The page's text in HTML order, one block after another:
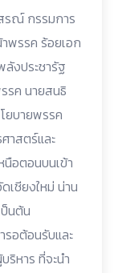
รณ์ กรรมการ
พรรค ร้อยเอก
งประชารัฐ
รค นายสนธิ
ยบายพรรค
าสตร์และ
อตอนบนเข้า
เชียงใหม่ น่าน
นต้น
รอต้อนรับและ
หาร ที่จะนำ